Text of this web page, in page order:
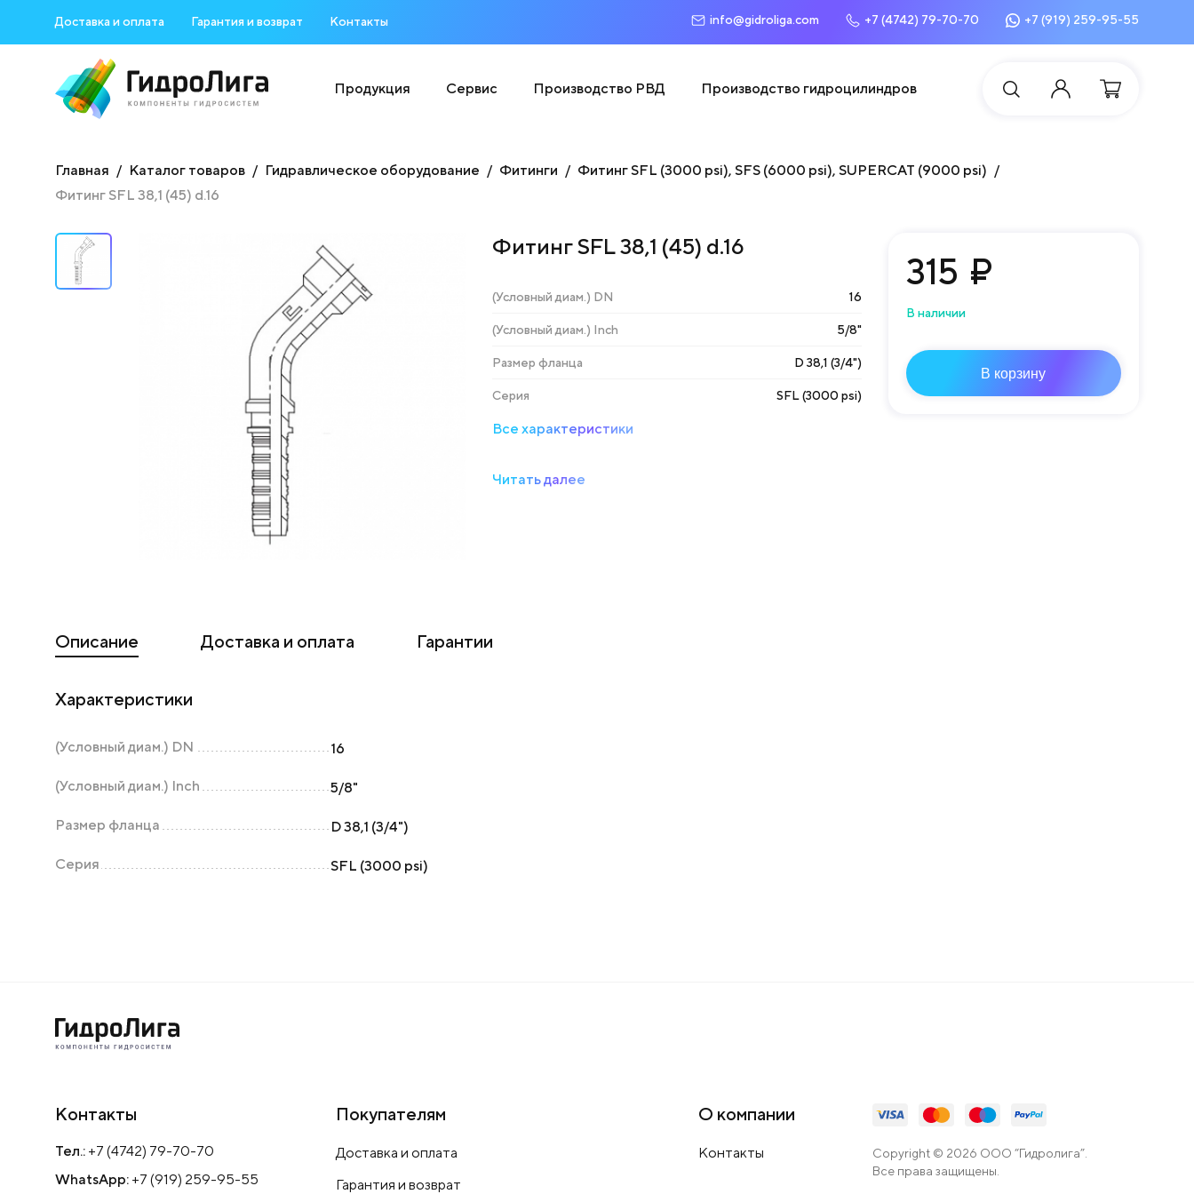
Доставка и оплата Гарантия и возврат Контакты info@gidroliga.com +7 (4742) 79-70-70 +7 (919) 259-95-55
Продукция Сервис Производство РВД Производство гидроцилиндров
Главная Каталог товаров Гидравлическое оборудование Фитинги
Фитинг SFL (3000 psi), SFS (6000 psi), SUPERCAT (9000 psi)
Фитинг SFL 38,1 (45) d.16
Фитинг SFL 38,1 (45) d.16
(Условный диам.) DN 16
(Условный диам.) Inch 5/8"
Размер фланца D 38,1 (3/4")
Серия SFL (3000 psi)
Все характеристики
Читать далее
Описание Доставка и оплата Гарантии
Характеристики
(Условный диам.) DN 16
(Условный диам.) Inch 5/8"
Размер фланца D 38,1 (3/4")
Серия SFL (3000 psi)
315 ₽
В наличии
В корзину
Контакты
Тел.: +7 (4742) 79-70-70
WhatsApp: +7 (919) 259-95-55
Покупателям
Доставка и оплата
Гарантия и возврат
О компании
Контакты
Copyright © 2026 ООО “Гидролига”.
Все права защищены.